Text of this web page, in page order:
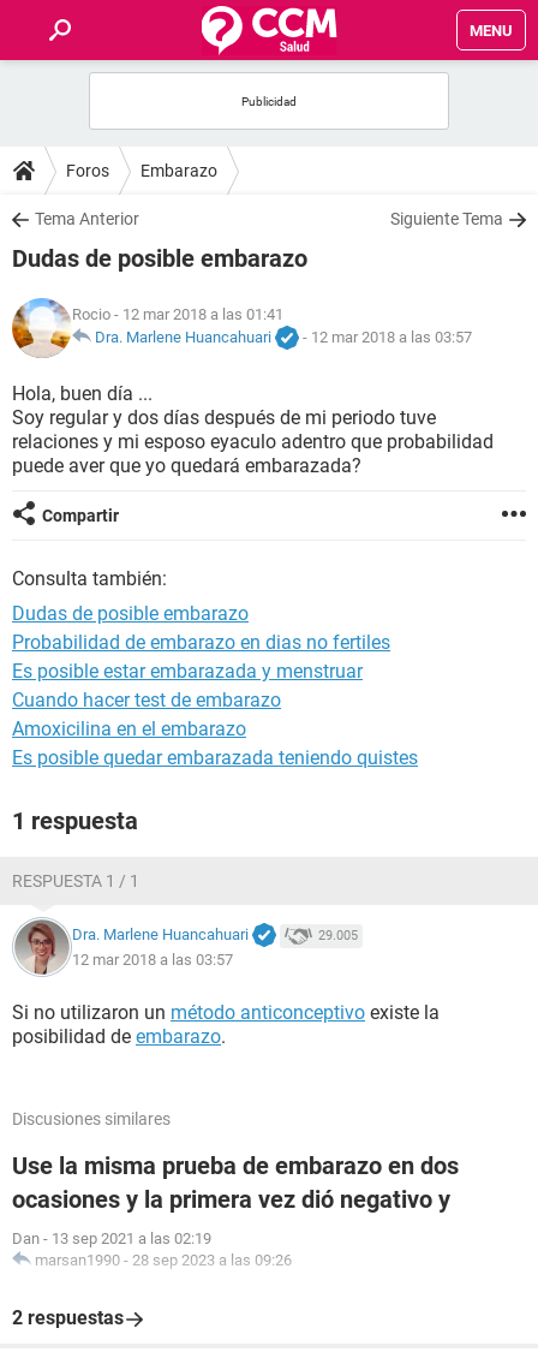
MENU
FOROS
SALUD
NUTRICIÓN
BIENESTAR
SEXUALIDAD
GLOSARIO
Foros Embarazo
Tema Anterior Siguiente Tema
Dudas de posible embarazo
Rocio - 12 mar 2018 a las 01:41
Dra. Marlene Huancahuari
- 12 mar 2018 a las 03:57
Hola, buen día ...
Soy regular y dos días después de mi periodo tuve
relaciones y mi esposo eyaculo adentro que probabilidad
puede aver que yo quedará embarazada?
Compartir
Consulta también:
Dudas de posible embarazo
Probabilidad de embarazo en dias no fertiles
Es posible estar embarazada y menstruar
Cuando hacer test de embarazo
Amoxicilina en el embarazo
Es posible quedar embarazada teniendo quistes
1 respuesta
RESPUESTA 1 / 1
Dra. Marlene Huancahuari 29.005
12 mar 2018 a las 03:57
Si no utilizaron un método anticonceptivo existe la
posibilidad de embarazo.
Discusiones similares
Use la misma prueba de embarazo en dos
ocasiones y la primera vez dió negativo y
Dan - 13 sep 2021 a las 02:19
marsan1990 - 28 sep 2023 a las 09:26
2 respuestas